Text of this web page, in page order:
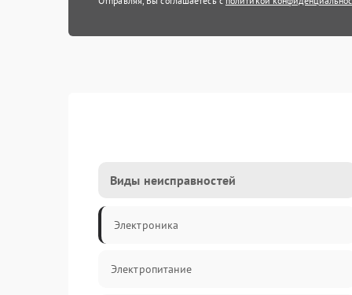
Виды неисправностей
Электроника
Электропитание